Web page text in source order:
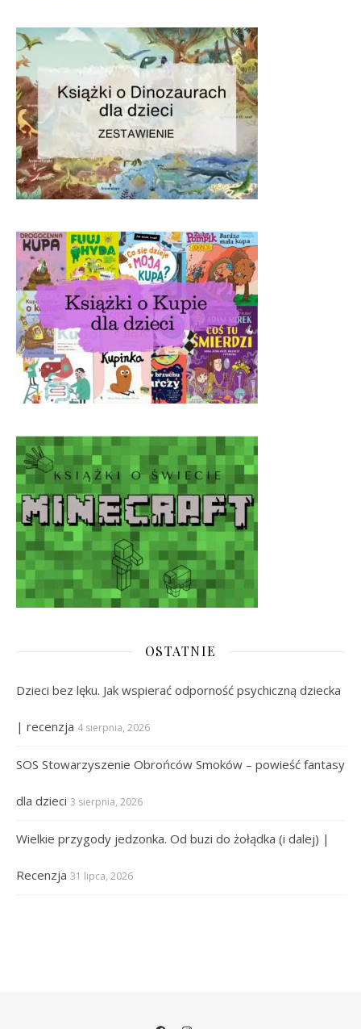
OSTATNIE
Dzieci bez lęku. Jak wspierać odporność psychiczną dziecka
| recenzja 4 sierpnia, 2026
SOS Stowarzyszenie Obrońców Smoków – powieść fantasy
dla dzieci 3 sierpnia, 2026
Wielkie przygody jedzonka. Od buzi do żołądka (i dalej) |
Recenzja 31 lipca, 2026